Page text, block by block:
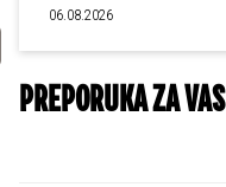
06.08.2026
PREPORUKA ZA VAS